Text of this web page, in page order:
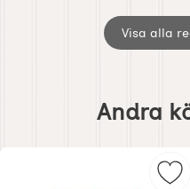
Visa alla
också
Andra